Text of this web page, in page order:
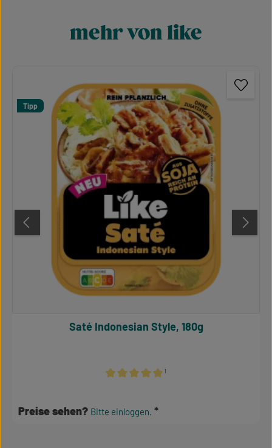
Produktgalerie überspringenmehr von like
Tipp
¹
Saté Indonesian Style, 180g
Preise sehen? Bitte einloggen.